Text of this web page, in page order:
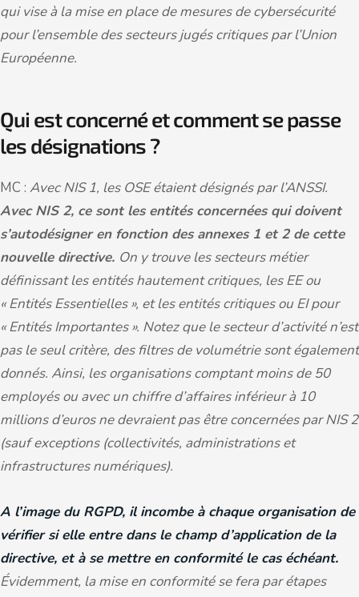
qui vise à la mise en place de mesures de cybersécurité
pour l’ensemble des secteurs jugés critiques par l’Union
Européenne.
Qui est concerné et comment se passe
les désignations ?
MC : Avec NIS 1, les OSE étaient désignés par l’ANSSI.
Avec NIS 2, ce sont les entités concernées qui doivent
s’autodésigner en fonction des annexes 1 et 2 de cette
nouvelle directive. On y trouve les secteurs métier
définissant les entités hautement critiques, les EE ou
« Entités Essentielles », et les entités critiques ou EI pour
« Entités Importantes ». Notez que le secteur d’activité n’est
pas le seul critère, des filtres de volumétrie sont également
donnés. Ainsi, les organisations comptant moins de 50
employés ou avec un chiffre d’affaires inférieur à 10
millions d’euros ne devraient pas être concernées par NIS 2
(sauf exceptions (collectivités, administrations et
infrastructures numériques).
A l’image du RGPD, il incombe à chaque organisation de
vérifier si elle entre dans le champ d’application de la
directive, et à se mettre en conformité le cas échéant.
Évidemment, la mise en conformité se fera par étapes